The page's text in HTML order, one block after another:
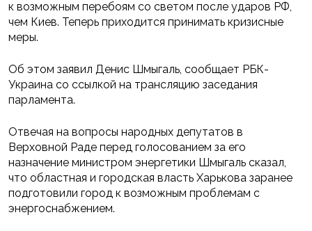
к возможным перебоям со светом после ударов РФ,
чем Киев. Теперь приходится принимать кризисные
меры.
Об этом заявил Денис Шмыгаль, сообщает РБК-
Украина со ссылкой на трансляцию заседания
парламента.
Отвечая на вопросы народных депутатов в
Верховной Раде перед голосованием за его
назначение министром энергетики Шмыгаль сказал,
что областная и городская власть Харькова заранее
подготовили город к возможным проблемам с
энергоснабжением.